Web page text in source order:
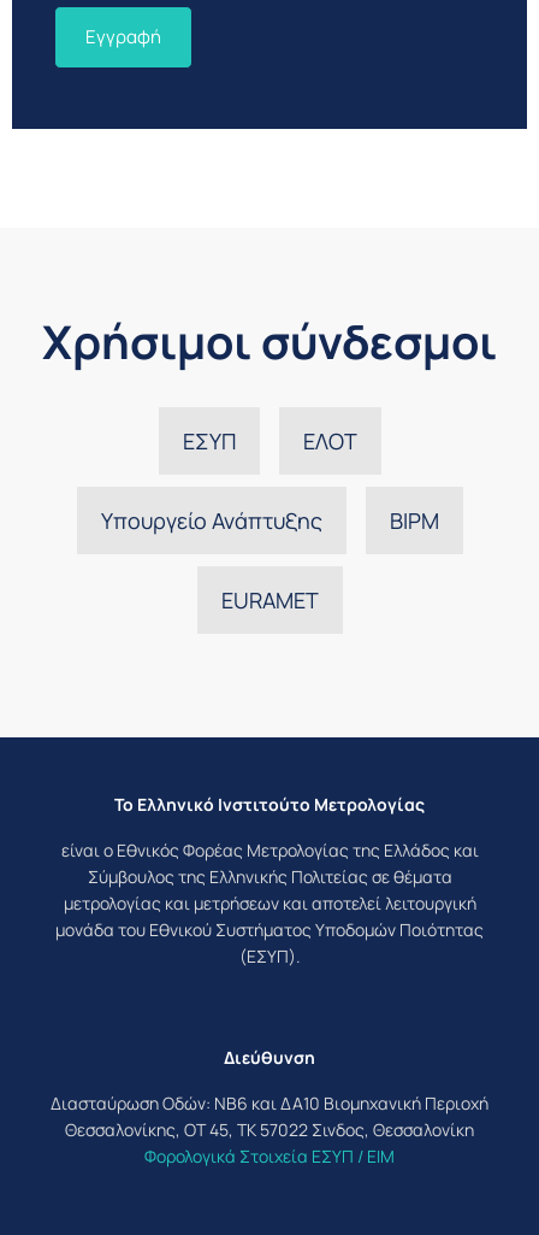
Χρήσιμοι σύνδεσμοι
ΕΣΥΠ ΕΛΟΤ
Υπουργείο Ανάπτυξης BIPM
EURAMET
Το Ελληνικό Ινστιτούτο Μετρολογίας
είναι ο Εθνικός Φορέας Μετρολογίας της Ελλάδος και
Σύμβουλος της Ελληνικής Πολιτείας σε θέματα
μετρολογίας και μετρήσεων και αποτελεί λειτουργική
μονάδα του Εθνικού Συστήματος Υποδομών Ποιότητας
(ΕΣΥΠ).
Διεύθυνση
Διασταύρωση Οδών: ΝΒ6 και ΔΑ10 Βιομηχανική Περιοχή
Θεσσαλονίκης, ΟΤ 45, ΤΚ 57022 Σινδος, Θεσσαλονίκη
Φορολογικά Στοιχεία ΕΣΥΠ / ΕΙΜ